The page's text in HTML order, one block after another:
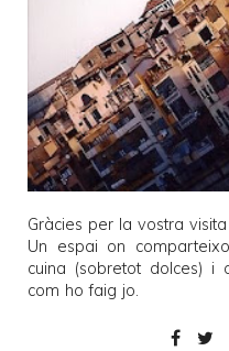
Gràcies per la vostra
Un espai on
cuina (sobretot dolces)
com ho faig jo.